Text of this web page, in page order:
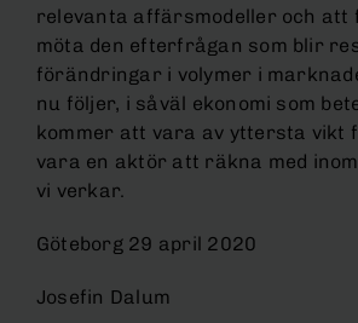
relevanta affärsmodeller och att
möta den efterfrågan som blir
förändringar i volymer i
nu följer, i såväl ekonomi som
kommer att vara av yttersta
vara en aktör att räkna med
vi verkar.
Göteborg 29 april 2020
Josefin Dalum